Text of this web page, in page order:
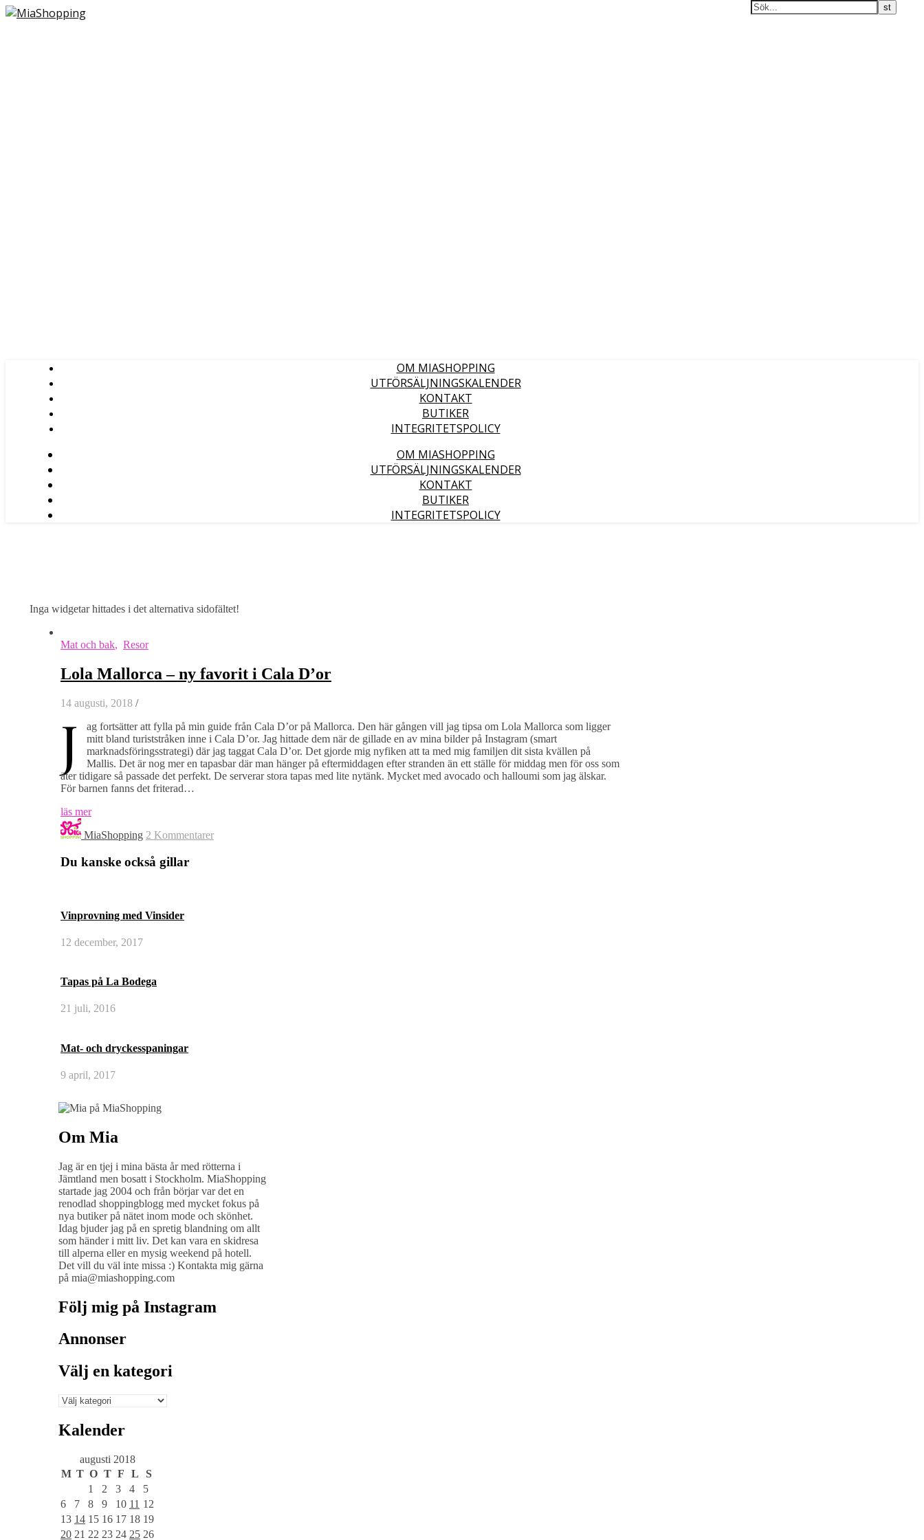
OM MIASHOPPING
UTFÖRSÄLJNINGSKALENDER
KONTAKT
BUTIKER
INTEGRITETSPOLICY
OM MIASHOPPING
UTFÖRSÄLJNINGSKALENDER
KONTAKT
BUTIKER
INTEGRITETSPOLICY
Inga widgetar hittades i det alternativa sidofältet!
Mat och bak, Resor
Lola Mallorca – ny favorit i Cala D’or
14 augusti, 2018 /
J
ag fortsätter att fylla på min guide från Cala D’or på Mallorca. Den här gången vill jag tipsa om Lola Mallorca som ligger
mitt bland turiststråken inne i Cala D’or. Jag hittade dem när de gillade en av mina bilder på Instagram (smart
marknadsföringsstrategi) där jag taggat Cala D’or. Det gjorde mig nyfiken att ta med mig familjen dit sista kvällen på
Mallis. Det är nog mer en tapasbar där man hänger på eftermiddagen efter stranden än ett ställe för middag men för oss som
äter tidigare så passade det perfekt. De serverar stora tapas med lite nytänk. Mycket med avocado och halloumi som jag älskar.
För barnen fanns det friterad…
läs mer
MiaShopping 2 Kommentarer
Du kanske också gillar
Vinprovning med Vinsider
12 december, 2017
Tapas på La Bodega
21 juli, 2016
Mat- och dryckesspaningar
9 april, 2017
Om Mia
Jag är en tjej i mina bästa år med rötterna i
Jämtland men bosatt i Stockholm. MiaShopping
startade jag 2004 och från börjar var det en
renodlad shoppingblogg med mycket fokus på
nya butiker på nätet inom mode och skönhet.
Idag bjuder jag på en spretig blandning om allt
som händer i mitt liv. Det kan vara en skidresa
till alperna eller en mysig weekend på hotell.
Det vill du väl inte missa :) Kontakta mig gärna
på mia@miashopping.com
Följ mig på Instagram
Annonser
Välj en kategori
Välj
kategori
Kalender
augusti 2018
M T O T F L
S
1
2 3 4
5
6
7 8 9 10 11 12
13 14 15 16 17 18 19
20 21 22 23 24 25 26